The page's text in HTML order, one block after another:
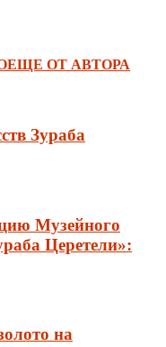
ЕЩЕ ОТ АВТОРА
Зураба
Музейного
Церетели»:
на